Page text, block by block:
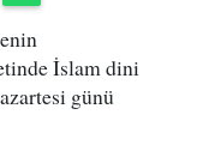
İslam dini
günü